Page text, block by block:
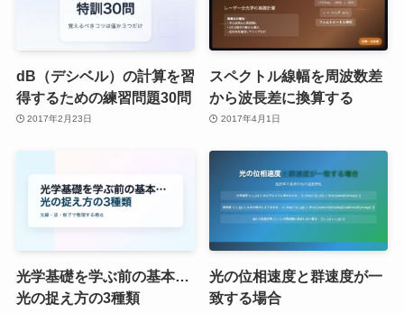
dB（デシベル）の計算を習
得するための練習問題30問
2017年2月23日
スペクトル線幅を周波数差
から波長差に換算する
2017年4月1日
光学基礎を学ぶ前の基本…
光の捉え方の3種類
光の位相速度と群速度が一
致する場合